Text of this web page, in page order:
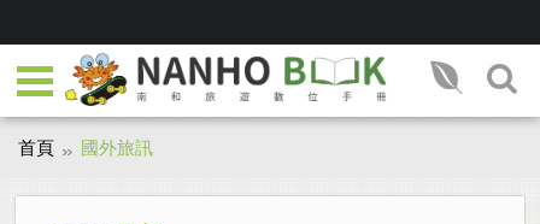
首頁 國外旅訊